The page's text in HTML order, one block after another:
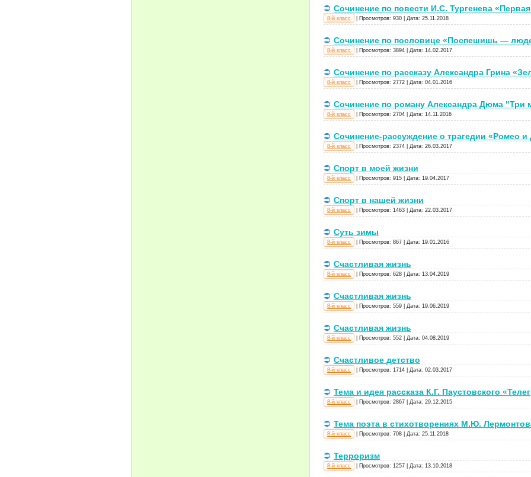
Сочинение по повести И.С. Тургенева
8-й класс Просмотров: 930 Дата: 25.11.2018
Сочинение по пословице «Поспешишь —
8-й класс Просмотров: 3894 Дата: 14.02.2017
Сочинение по рассказу Александра Грина
8-й класс Просмотров: 2772 Дата: 04.01.2016
Сочинение по роману Александра Дюма "Три
8-й класс Просмотров: 2704 Дата: 14.11.2016
Сочинение-рассуждение о трагедии «Ромео и
8-й класс Просмотров: 2374 Дата: 26.03.2017
Спорт в моей жизни
8-й класс Просмотров: 915 Дата: 19.04.2017
Спорт в нашей жизни
8-й класс Просмотров: 1463 Дата: 22.03.2017
Суть зимы
8-й класс Просмотров: 867 Дата: 19.01.2016
Счастливая жизнь
8-й класс Просмотров: 628 Дата: 13.04.2019
Счастливая жизнь
8-й класс Просмотров: 559 Дата: 19.06.2019
Счастливая жизнь
8-й класс Просмотров: 552 Дата: 04.08.2019
Счастливое детство
8-й класс Просмотров: 1714 Дата: 02.03.2017
Тема и идея рассказа К.Г. Паустовского
8-й класс Просмотров: 2867 Дата: 29.12.2015
Тема поэта в стихотворениях М.Ю.
8-й класс Просмотров: 708 Дата: 25.11.2018
Терроризм
8-й класс Просмотров: 1257 Дата: 13.10.2018